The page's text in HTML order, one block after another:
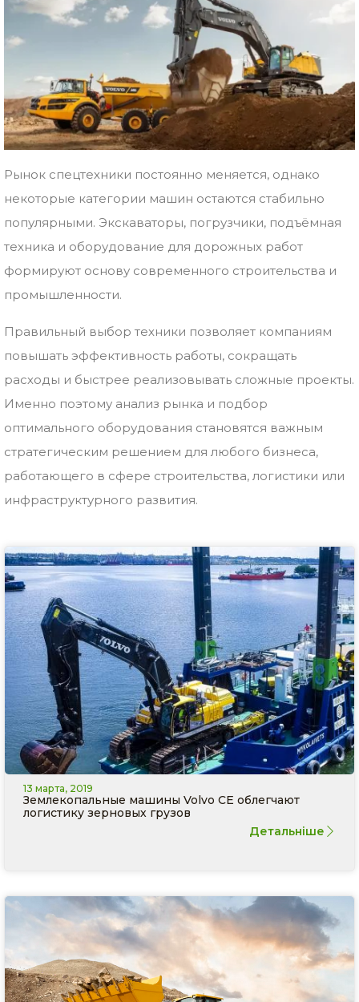
Рынок спецтехники постоянно меняется, однако
некоторые категории машин остаются стабильно
популярными. Экскаваторы, погрузчики, подъёмная
техника и оборудование для дорожных работ
формируют основу современного строительства и
промышленности.
Правильный выбор техники позволяет компаниям
повышать эффективность работы, сокращать
расходы и быстрее реализовывать сложные проекты.
Именно поэтому анализ рынка и подбор
оптимального оборудования становятся важным
стратегическим решением для любого бизнеса,
работающего в сфере строительства, логистики или
инфраструктурного развития.
13 марта, 2019
Землекопальные машины Volvo CE облегчают
логистику зерновых грузов
Детальніше